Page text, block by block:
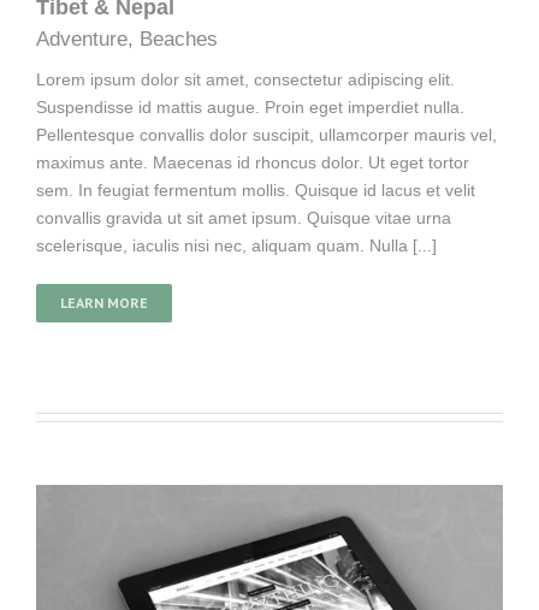
Tibet & Nepal
Adventure, Beaches
Lorem ipsum dolor sit amet, consectetur adipiscing elit.
Suspendisse id mattis augue. Proin eget imperdiet nulla.
Pellentesque convallis dolor suscipit, ullamcorper mauris vel,
maximus ante. Maecenas id rhoncus dolor. Ut eget tortor
sem. In feugiat fermentum mollis. Quisque id lacus et velit
convallis gravida ut sit amet ipsum. Quisque vitae urna
scelerisque, iaculis nisi nec, aliquam quam. Nulla [...]
LEARN MORE